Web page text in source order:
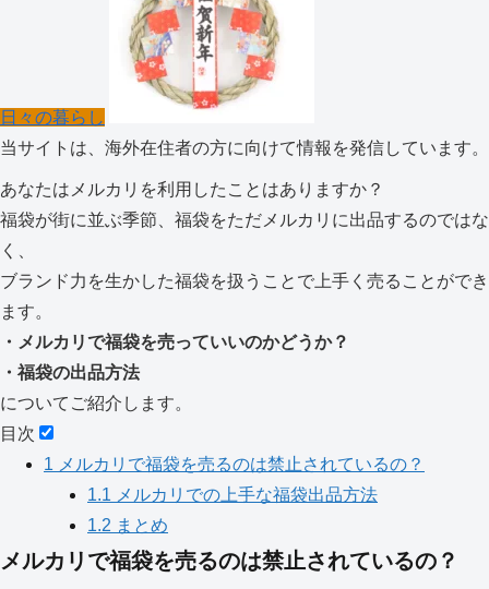
日々の暮らし
当サイトは、海外在住者の方に向けて情報を発信しています。
あなたはメルカリを利用したことはありますか？
福袋が街に並ぶ季節、福袋をただメルカリに出品するのではな
く、
ブランド力を生かした福袋を扱うことで上手く売ることができ
ます。
・メルカリで福袋を売っていいのかどうか？
・福袋の出品方法
についてご紹介します。
目次
1 メルカリで福袋を売るのは禁止されているの？
1.1 メルカリでの上手な福袋出品方法
1.2 まとめ
メルカリで福袋を売るのは禁止されているの？